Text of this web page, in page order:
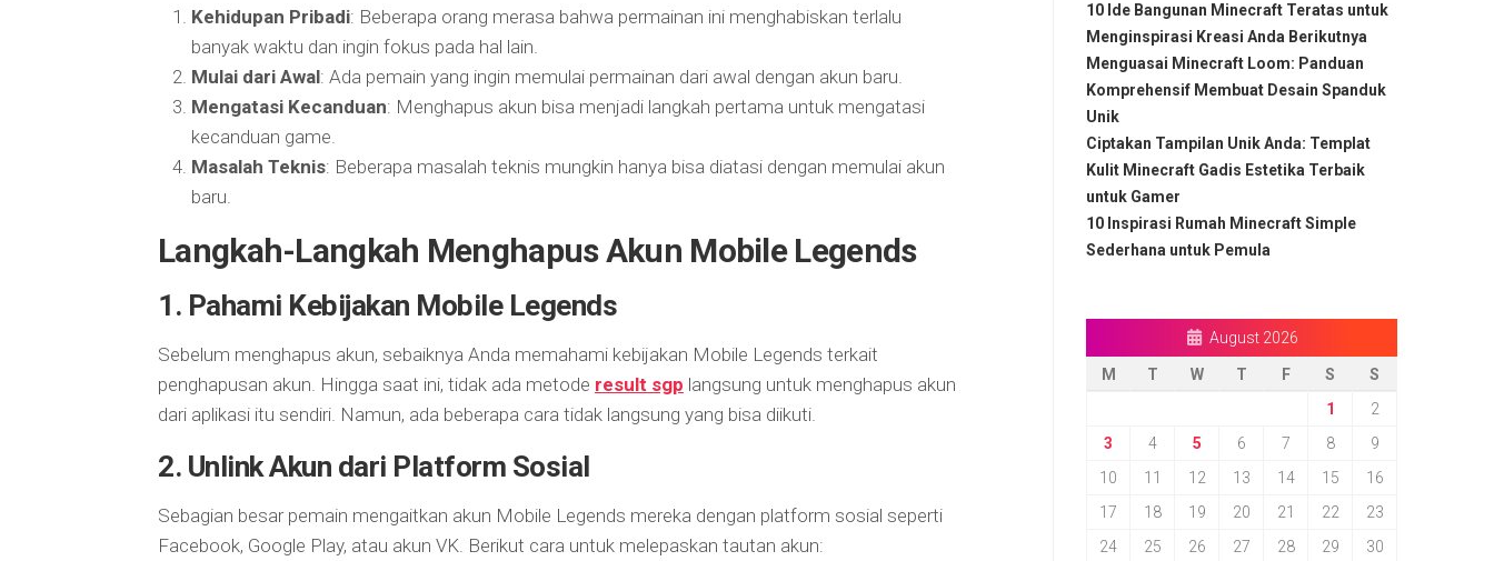
Kehidupan Pribadi: Beberapa orang merasa bahwa permainan ini menghabiskan terlalu
banyak waktu dan ingin fokus pada hal lain.
Mulai dari Awal: Ada pemain yang ingin memulai permainan dari awal dengan akun baru.
Mengatasi Kecanduan: Menghapus akun bisa menjadi langkah pertama untuk mengatasi
kecanduan game.
Masalah Teknis: Beberapa masalah teknis mungkin hanya bisa diatasi dengan memulai akun
baru.
Langkah-Langkah Menghapus Akun Mobile Legends
1. Pahami Kebijakan Mobile Legends
Sebelum menghapus akun, sebaiknya Anda memahami kebijakan Mobile Legends terkait
penghapusan akun. Hingga saat ini, tidak ada metode result sgp langsung untuk menghapus akun
dari aplikasi itu sendiri. Namun, ada beberapa cara tidak langsung yang bisa diikuti.
2. Unlink Akun dari Platform Sosial
Sebagian besar pemain mengaitkan akun Mobile Legends mereka dengan platform sosial seperti
Facebook, Google Play, atau akun VK. Berikut cara untuk melepaskan tautan akun:
10 Ide Bangunan Minecraft Teratas untuk
Menginspirasi Kreasi Anda Berikutnya
Menguasai Minecraft Loom: Panduan
Komprehensif Membuat Desain Spanduk
Unik
Ciptakan Tampilan Unik Anda: Templat
Kulit Minecraft Gadis Estetika Terbaik
untuk Gamer
10 Inspirasi Rumah Minecraft Simple
Sederhana untuk Pemula
August 2026
M T W T F S
S
1
2
3
4 5 6 7 8
9
10
11 12 13 14 15
16
17
18 19 20 21 22
23
24
25 26 27 28 29
30